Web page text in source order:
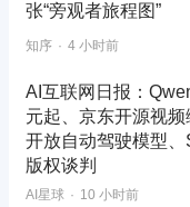
张“旁观者旅程图”
知序 4 小时前
AI互联网日报：
元起、京东开源视
开放自动驾驶模型
版权谈判
AI星球 10 小时前